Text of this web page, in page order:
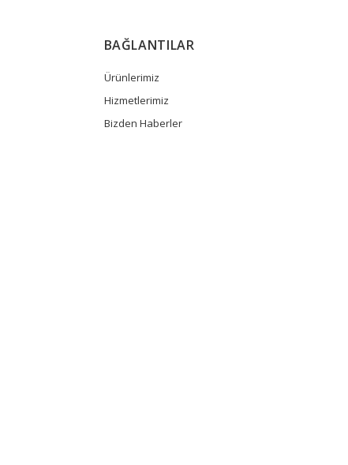
BAĞLANTILAR
Ürünlerimiz
Hizmetlerimiz
Bizden Haberler